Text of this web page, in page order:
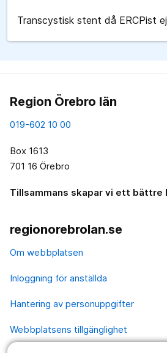
Transcystisk stent då ERCPist
Region Örebro län
019-602 10 00
Box 1613
701 16 Örebro
Tillsammans skapar vi ett bättre
regionorebrolan.se
Om webbplatsen
Inloggning för anställda
Hantering av personuppgifter
Webbplatsens tillgänglighet